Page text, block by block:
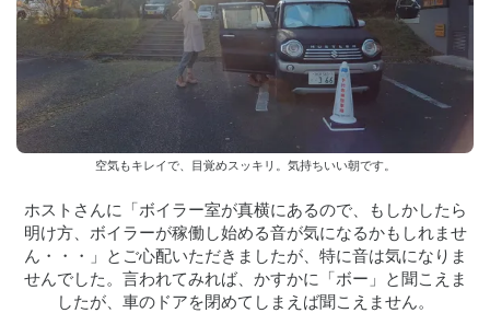
空気もキレイで、目覚めスッキリ。気持ちいい朝です。
ホストさんに「ボイラー室が真横にあるので、もしかしたら
明け方、ボイラーが稼働し始める音が気になるかもしれませ
ん・・・」とご心配いただきましたが、特に音は気になりま
せんでした。言われてみれば、かすかに「ボー」と聞こえま
したが、車のドアを閉めてしまえば聞こえません。